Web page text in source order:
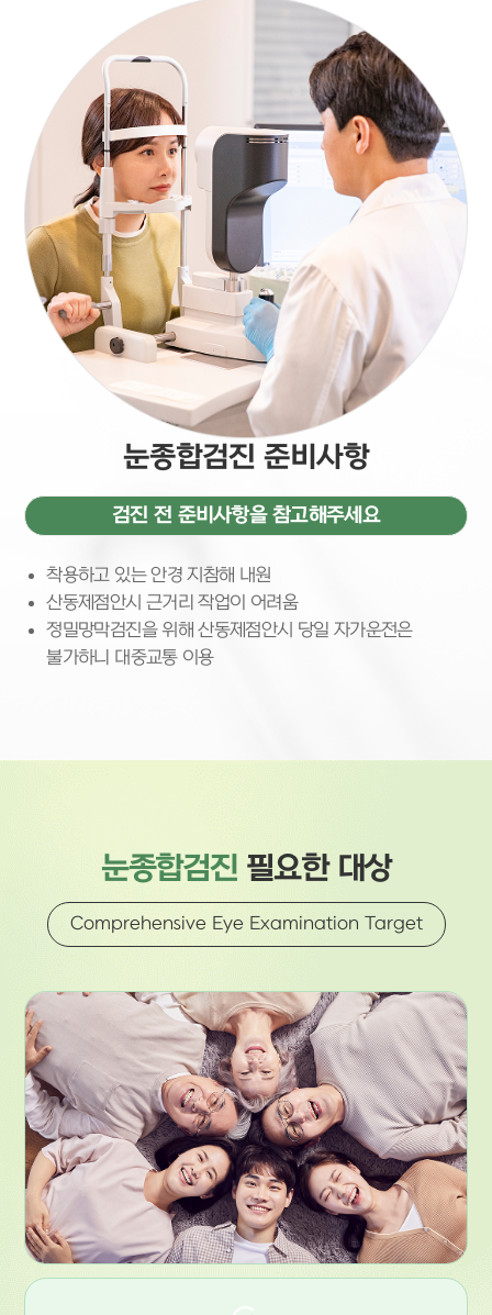
눈종합검진 준비사항
검진 전 준비사항을 참고해주세요
착용하고 있는 안경 지참해 내원
산동제점안시 근거리 작업이 어려움
정밀망막검진을 위해 산동제점안시 당일 자가운전은
불가하니 대중교통 이용
눈종합검진 필요한 대상
Comprehensive Eye Examination Target